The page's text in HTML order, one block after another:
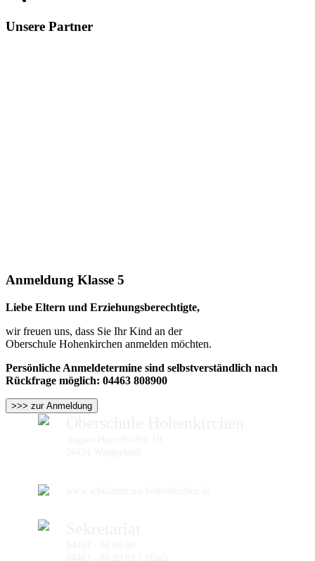
Unsere Partner
Anmeldung Klasse 5
Liebe Eltern und Erziehungsberechtigte,
wir freuen uns, dass Sie Ihr Kind an der
Oberschule Hohenkirchen anmelden möchten.
Persönliche Anmeldetermine sind selbstverständlich nach
Rückfrage möglich: 04463 808900
>>> zur Anmeldung